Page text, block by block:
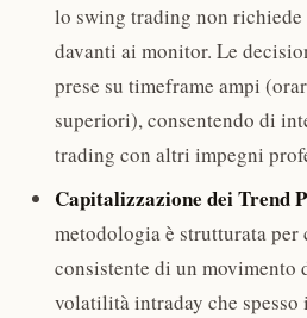
lo swing trading non richiede
davanti ai monitor. Le
prese su timeframe ampi
superiori), consentendo di
trading con altri impegni
Capitalizzazione dei Trend
metodologia è strutturata per
consistente di un movimento
volatilità intraday che spesso